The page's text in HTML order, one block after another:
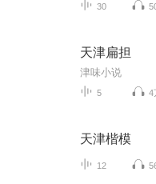
30
天津扁担
津味小说
5 4
天津楷模
12